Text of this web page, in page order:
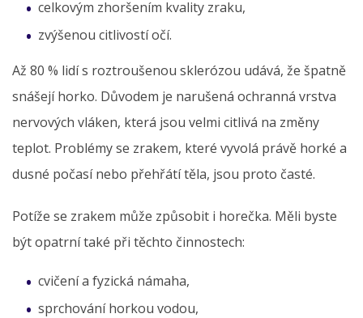
celkovým zhoršením kvality zraku,
zvýšenou citlivostí očí.
Až 80 % lidí s roztroušenou sklerózou udává, že špatně
snášejí horko. Důvodem je narušená ochranná vrstva
nervových vláken, která jsou velmi citlivá na změny
teplot. Problémy se zrakem, které vyvolá právě horké a
dusné počasí nebo přehřátí těla, jsou proto časté.
Potíže se zrakem může způsobit i horečka. Měli byste
být opatrní také při těchto činnostech:
cvičení a fyzická námaha,
sprchování horkou vodou,